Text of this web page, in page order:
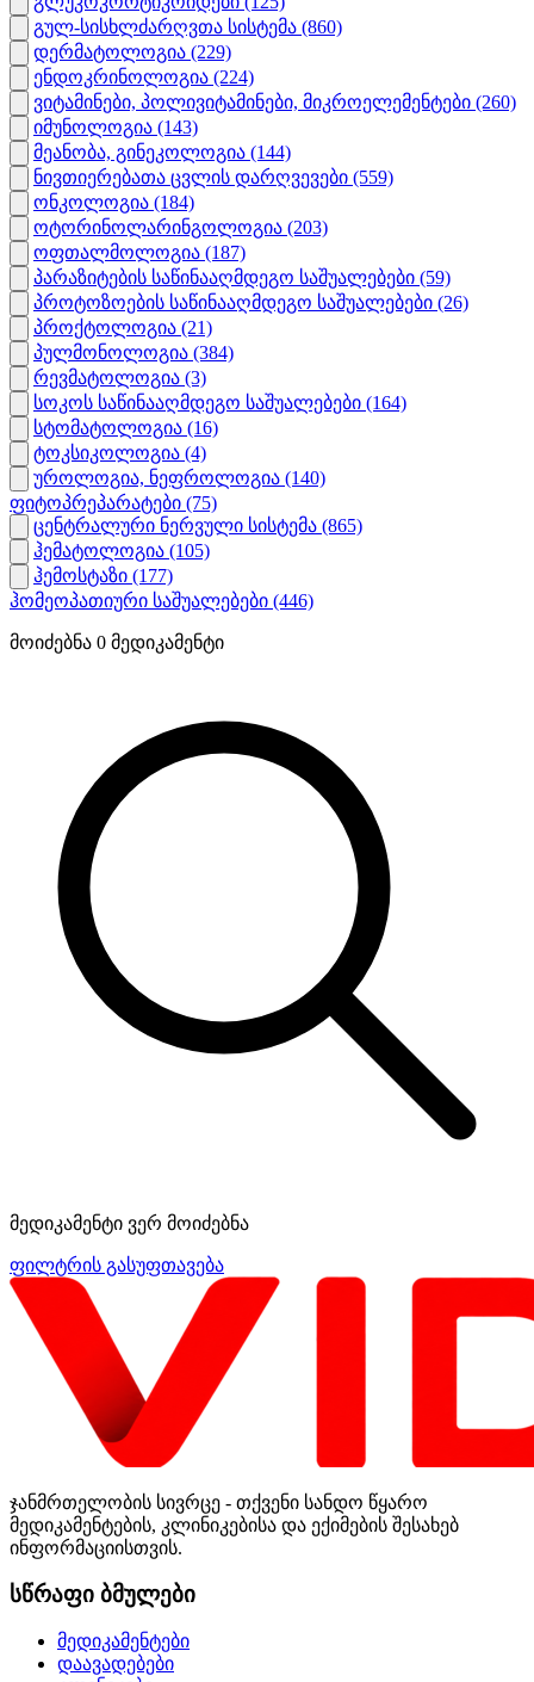
გულ-სისხლძარღვთა სისტემა (860)
დერმატოლოგია (229)
ენდოკრინოლოგია (224)
ვიტამინები, პოლივიტამინები, მიკროელემენტები (260)
იმუნოლოგია (143)
მეანობა, გინეკოლოგია (144)
ნივთიერებათა ცვლის დარღვევები (559)
ონკოლოგია (184)
ოტორინოლარინგოლოგია (203)
ოფთალმოლოგია (187)
პარაზიტების საწინააღმდეგო საშუალებები (59)
პროტოზოების საწინააღმდეგო საშუალებები (26)
პროქტოლოგია (21)
პულმონოლოგია (384)
რევმატოლოგია (3)
სოკოს საწინააღმდეგო საშუალებები (164)
სტომატოლოგია (16)
ტოკსიკოლოგია (4)
უროლოგია, ნეფროლოგია (140)
ფიტოპრეპარატები (75)
ცენტრალური ნერვული სისტემა (865)
ჰემატოლოგია (105)
ჰემოსტაზი (177)
ჰომეოპათიური საშუალებები (446)
მოიძებნა 0 მედიკამენტი
მედიკამენტი ვერ მოიძებნა
ფილტრის გასუფთავება
ჯანმრთელობის სივრცე - თქვენი სანდო წყარო
მედიკამენტების, კლინიკებისა და ექიმების შესახებ
ინფორმაციისთვის.
სწრაფი ბმულები
მედიკამენტები
დაავადებები